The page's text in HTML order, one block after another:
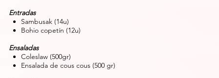
Entradas
Sambusak (14u)
Bohio copetín (12u)
Ensaladas
Coleslaw (500gr)
Ensalada de cous cous (500 gr)